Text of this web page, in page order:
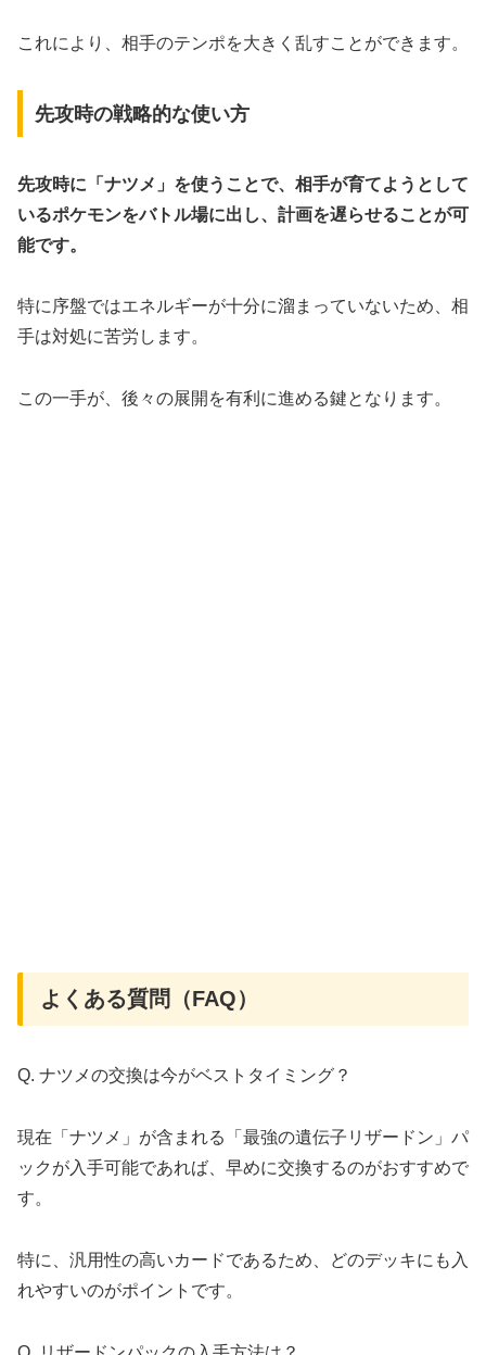
これにより、相手のテンポを大きく乱すことができます。
先攻時の戦略的な使い方
先攻時に「ナツメ」を使うことで、相手が育てようとして
いるポケモンをバトル場に出し、計画を遅らせることが可
能です。
特に序盤ではエネルギーが十分に溜まっていないため、相
手は対処に苦労します。
この一手が、後々の展開を有利に進める鍵となります。
よくある質問（FAQ）
Q. ナツメの交換は今がベストタイミング？
現在「ナツメ」が含まれる「最強の遺伝子リザードン」パ
ックが入手可能であれば、早めに交換するのがおすすめで
す。
特に、汎用性の高いカードであるため、どのデッキにも入
れやすいのがポイントです。